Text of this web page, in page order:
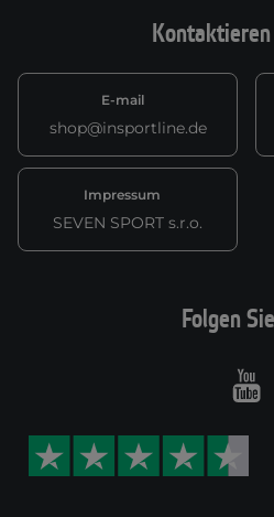
E-mail
shop@insportline.de
Impressum
SEVEN SPORT s.r.o.
Folgen